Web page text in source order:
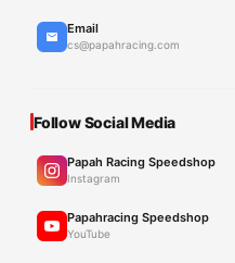
Email
cs@papahracing.com
Follow Social Media
Papah Racing Speedshop
Instagram
Papahracing Speedshop
YouTube